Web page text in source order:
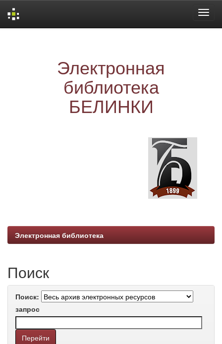
Электронная
библиотека
БЕЛИНКИ
Электронная библиотека
Поиск
Поиск:
запрос